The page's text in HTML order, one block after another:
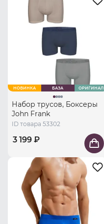
НОВИНКА БАЗА ОРИГИНАЛ
Набор трусов, Боксеры
John Frank
ID товара 53302
3 199 ₽